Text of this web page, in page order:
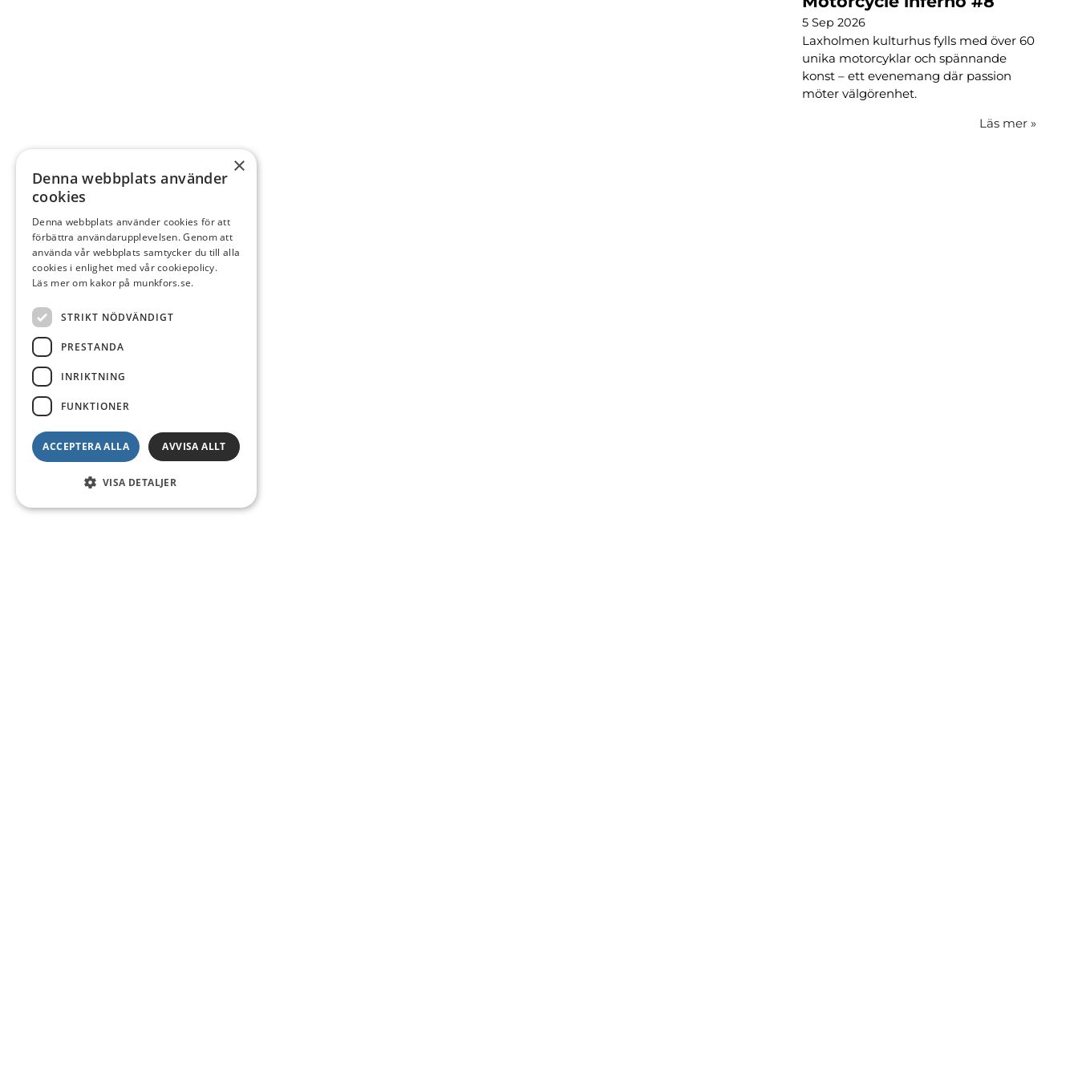
5 Sep 2026
Laxholmen kulturhus fylls med över 60
unika motorcyklar och spännande
konst – ett evenemang där passion
möter välgörenhet.
Läs mer »
×
Denna webbplats använder
cookies
Denna webbplats använder cookies för att
förbättra användarupplevelsen. Genom att
använda vår webbplats samtycker du till alla
cookies i enlighet med vår cookiepolicy.
Läs mer om kakor på munkfors.se.
STRIKT NÖDVÄNDIGT
PRESTANDA
INRIKTNING
FUNKTIONER
ACCEPTERA ALLA AVVISA ALLT
VISA DETALJER